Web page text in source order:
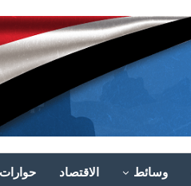
وسائط الاقتصاد حوارات